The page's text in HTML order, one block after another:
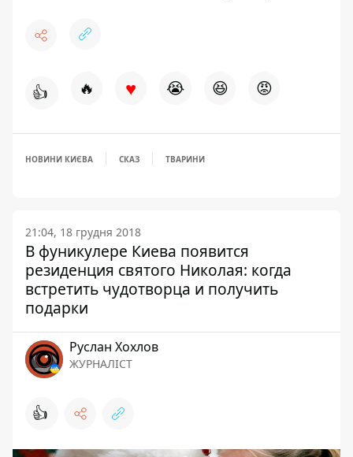
👍 🔥 ♥ 😭 😆 😡
НОВИНИ КИЄВА СКАЗ ТВАРИНИ
21:04, 18 грудня 2018
В фуникулере Киева появится
резиденция святого Николая: когда
встретить чудотворца и получить
подарки
Руслан Хохлов
ЖУРНАЛІСТ
👍